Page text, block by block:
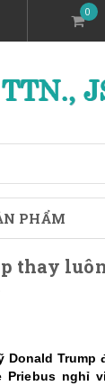
0
PHẨM
thay
Donald Trump
Priebus nghỉ